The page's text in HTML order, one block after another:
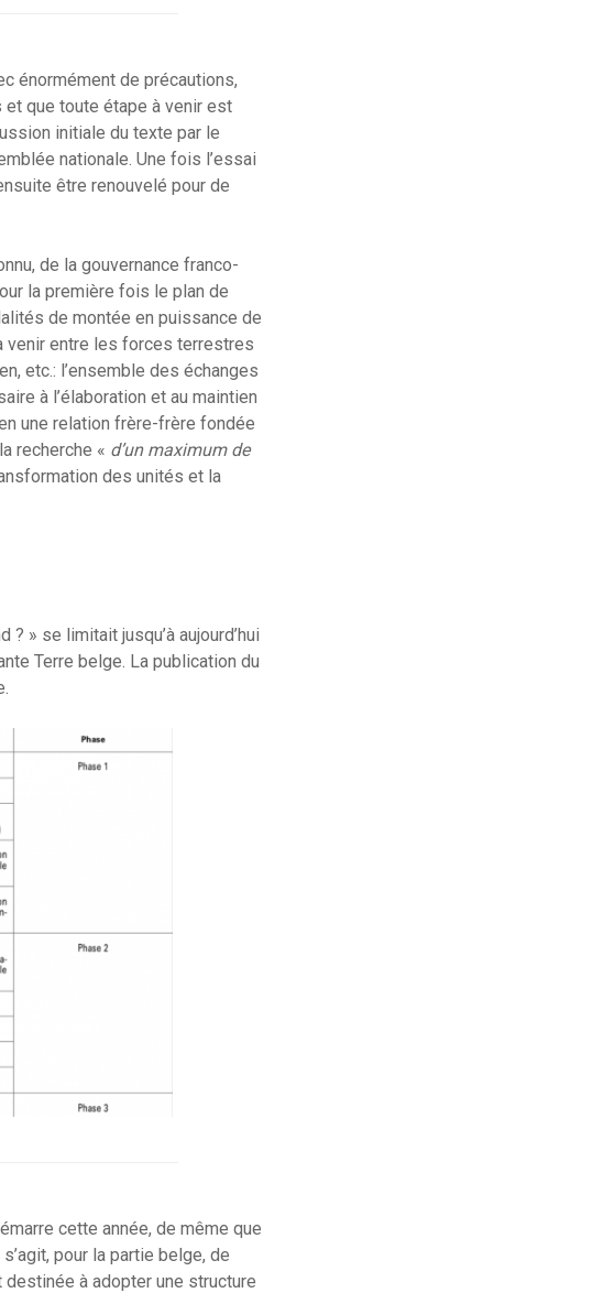
énormément de précautions,
et que toute étape à venir est
initiale du texte par le
nationale. Une fois l’essai
être renouvelé pour de
de la gouvernance franco-
la première fois le plan de
de montée en puissance de
venir entre les forces terrestres
etc.: l’ensemble des échanges
à l’élaboration et au maintien
une relation frère-frère fondée
recherche « d’un maximum de
des unités et la
» se limitait jusqu’à aujourd’hui
Terre belge. La publication du
cette année, de même que
pour la partie belge, de
à adopter une structure